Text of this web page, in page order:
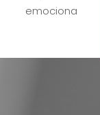
emociona